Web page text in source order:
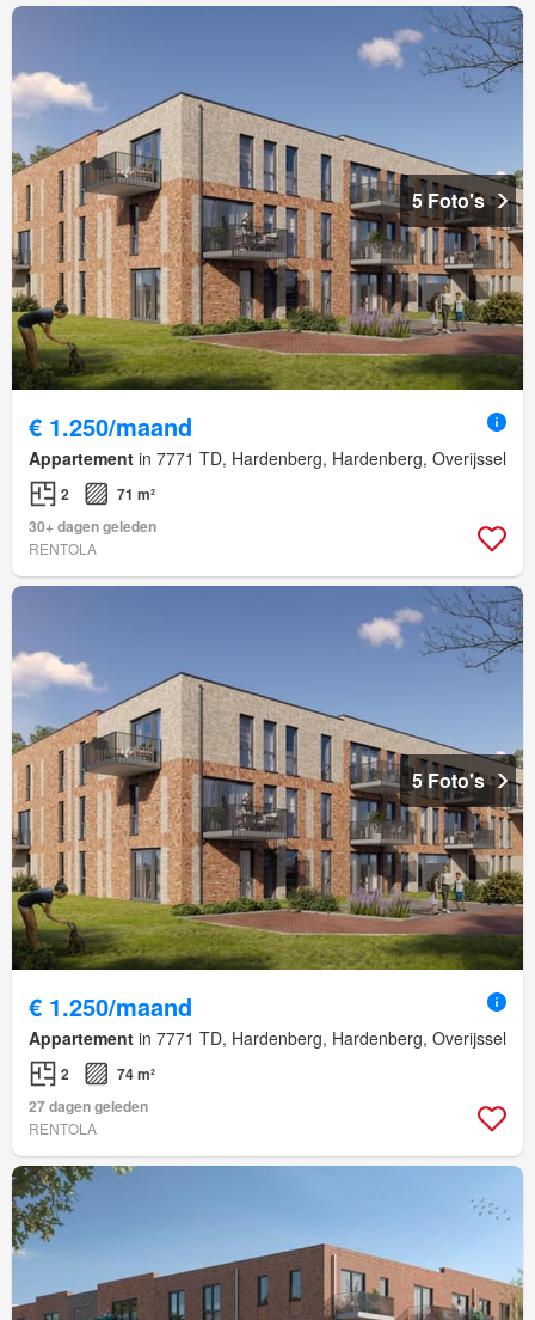
5 Foto's
€ 1.250/maand
Appartement in 7771 TD, Hardenberg, Hardenberg, Overijssel
2
71 m²
30+ dagen geleden
RENTOLA
5 Foto's
€ 1.250/maand
Appartement in 7771 TD, Hardenberg, Hardenberg, Overijssel
2
74 m²
27 dagen geleden
RENTOLA